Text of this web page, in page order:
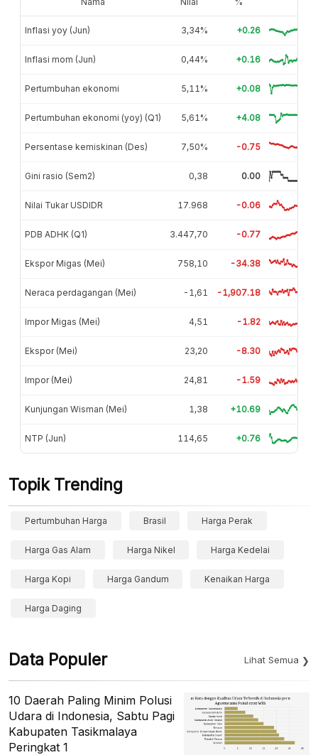
Inflasi yoy (Jun) 3,34% +0.26
Inflasi mom (Jun) 0,44% +0.16
Pertumbuhan ekonomi 5,11% +0.08
Pertumbuhan ekonomi (yoy) (Q1) 5,61% +4.08
Persentase kemiskinan (Des) 7,50% -0.75
Gini rasio (Sem2) 0,38 0.00
Nilai Tukar USDIDR 17.968 -0.06
PDB ADHK (Q1) 3.447,70 -0.77
Ekspor Migas (Mei) 758,10 -34.38
Neraca perdagangan (Mei) -1,61 -1,907.18
Impor Migas (Mei) 4,51 -1.82
Ekspor (Mei) 23,20 -8.30
Impor (Mei) 24,81 -1.59
Kunjungan Wisman (Mei) 1,38 +10.69
NTP (Jun) 114,65 +0.76
Topik Trending
Pertumbuhan Harga Brasil Harga Perak
Harga Gas Alam Harga Nikel Harga Kedelai
Harga Kopi Harga Gandum Kenaikan Harga
Harga Daging
Data Populer Lihat Semua
10 Daerah Paling Minim Polusi
Udara di Indonesia, Sabtu Pagi
Kabupaten Tasikmalaya
Peringkat 1